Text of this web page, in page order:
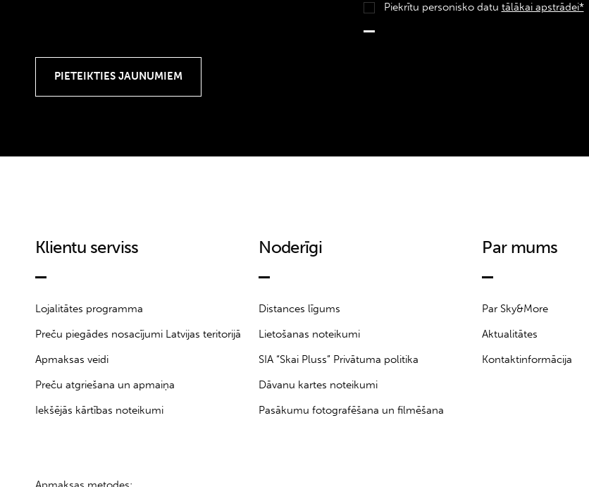
Piekrītu personisko datu tālākai apstrādei*
Klientu serviss
Lojalitātes programma
Preču piegādes nosacījumi Latvijas teritorijā
Apmaksas veidi
Preču atgriešana un apmaiņa
Iekšējās kārtības noteikumi
Noderīgi
Distances līgums
Lietošanas noteikumi
SIA “Skai Pluss” Privātuma politika
Dāvanu kartes noteikumi
Pasākumu fotografēšana un filmēšana
Par mums
Par Sky&More
Aktualitātes
Kontaktinformācija